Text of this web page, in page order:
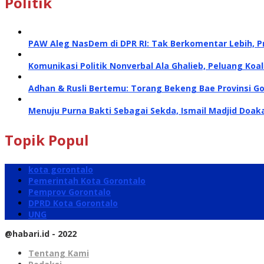
PAW Aleg NasDem di DPR RI: Tak Berkomentar Lebih,
Komunikasi Politik Nonverbal Ala Ghalieb, Peluang
Adhan & Rusli Bertemu: Torang Bekeng Bae Provinsi
Menuju Purna Bakti Sebagai Sekda, Ismail Madjid
Topik Popul
kota gorontalo
Pemerintah Kota Gorontalo
Pemprov Gorontalo
DPRD Kota Gorontalo
UNG
@habari.id - 2022
Tentang Kami